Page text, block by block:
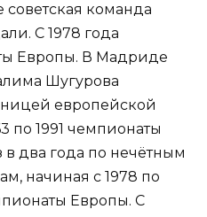
команда
С 1978 года
Европы. В Мадриде
Шугурова
европейской
по 1991 чемпионаты
два года по нечётным
начиная с 1978 по
Европы. С